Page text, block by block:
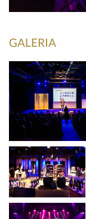
GALERIA